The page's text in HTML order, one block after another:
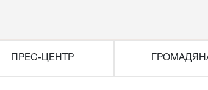
ПРЕС-ЦЕНТР